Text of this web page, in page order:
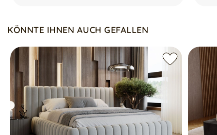
KÖNNTE IHNEN AUCH GEFALLEN